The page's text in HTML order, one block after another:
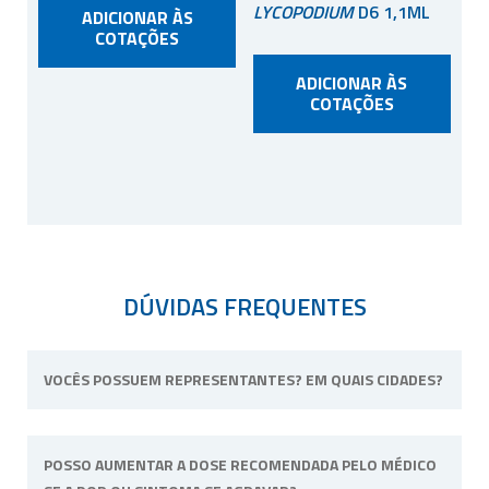
ADICIONAR ÀS
COTAÇÕES
LYCOPODIUMD6 1,1ML
ADICIONAR ÀS
COTAÇÕES
DÚVIDAS FREQUENTES
VOCÊS POSSUEM REPRESENTANTES? EM QUAIS CIDADES?
unidade física fica situada em Ribeirão Preto,
POSSO AUMENTAR A DOSE RECOMENDADA PELO MÉDICO